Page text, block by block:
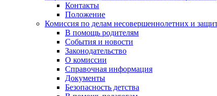
Контакты
Положение
Комиссия по делам несовершеннолетних и
В помощь родителям
События и новости
Законодательство
О комиссии
Справочная информация
Документы
Безопасность детства